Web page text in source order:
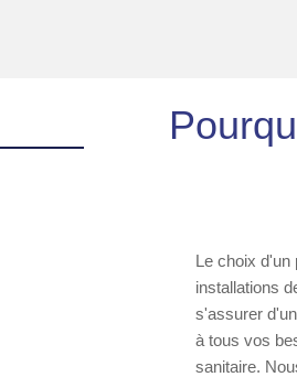
Le choix d'un
installations
s'assurer
à tous vos
sanitaire.